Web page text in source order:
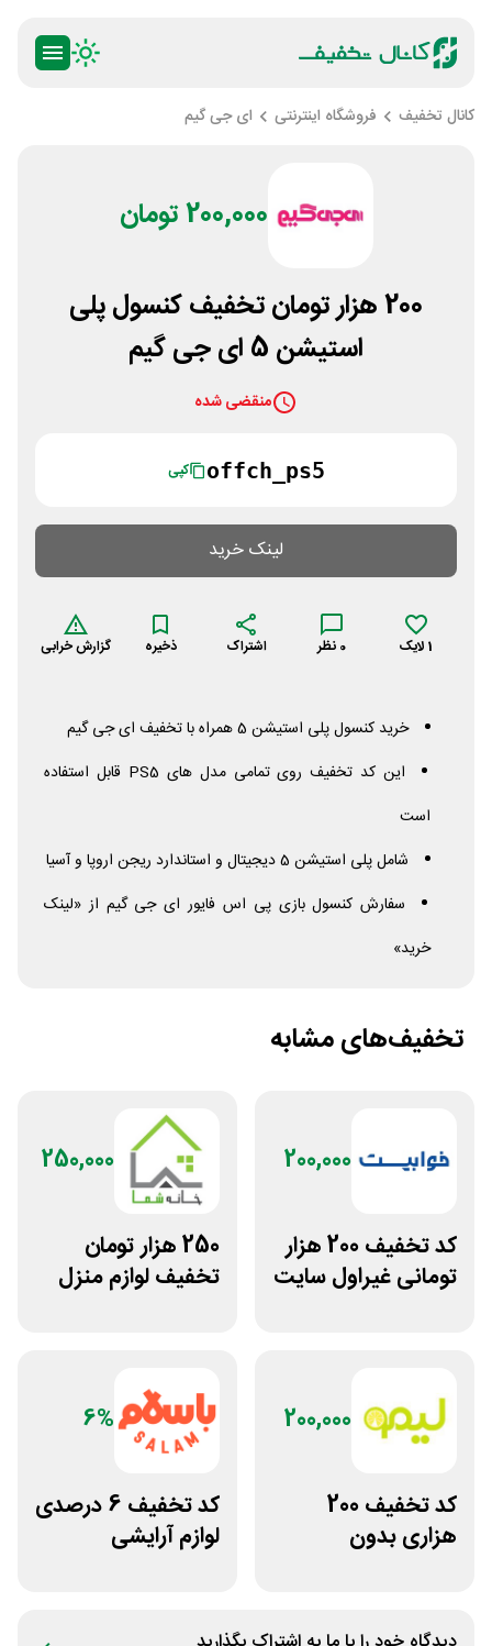
کانال تخفیف فروشگاه اینترنتی ای جی گیم
200,000 تومان
200 هزار تومان تخفیف کنسول پلی
استیشن 5 ای جی گیم
منقضی شده
offch_ps5 کپی
لینک خرید
1لایک 0 نظر اشتراک ذخیره گزارش خرابی
خرید کنسول پلی استیشن 5 همراه با تخفیف ای جی گیم
این کد تخفیف روی تمامی مدل های PS5 قابل استفاده
است
شامل پلی استیشن 5 دیجیتال و استاندارد ریجن اروپا و آسیا
سفارش کنسول بازی پی اس فایور ای جی گیم از «لینک
خرید»
تخفیف‌های مشابه
200,000
کد تخفیف 200 هزار
تومانی غیراول سایت
250,000
250 هزار تومان
تخفیف لوازم منزل
200,000
کد تخفیف 200
هزاری بدون
6%
کد تخفیف 6 درصدی
لوازم آرایشی